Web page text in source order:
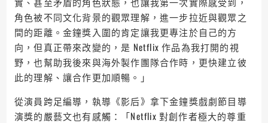
角色被不同文化背景的觀眾理解，進一步拉近與觀眾之
間的距離。金鐘獎入圍的肯定讓我更專注於自己的方
向，但真正帶來改變的，是 Netflix 作品為我打開的視
野，也幫助我後來與海外製作團隊合作時，更快建立彼
此的理解、讓合作更加順暢。」
從演員跨足編導，執導《影后》拿下金鐘獎戲劇節目導
演獎的嚴藝文也有感觸：「Netflix 對創作者極大的尊重